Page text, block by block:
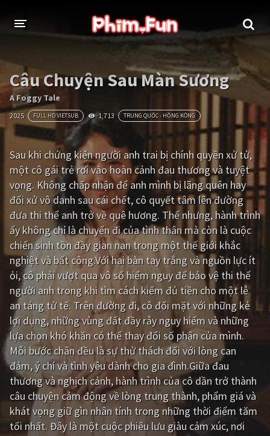
THỂ LOẠI
Thần thoại - Cổ trang
Tâm lý Chiến tranh
Võ thuật - Kiếm hiệp
Kinh dị Tội phạm - Hình sự
Phiêu lưu Hài hước
Viễn tưởng Khoa học - Tài liệu
Hoạt hình Thể thao
Tình cảm - Lãng mạn Kỳ ảo
Giật gân Gia đình
Bí ẩn Lịch sử
Viễn Tây Tiểu sử
GameShow DramaTV
QUỐC GIA
Âu - Mỹ Trung Quốc - Hồng Kông
Câu Chuyện Sau Màn Sương
A Foggy Tale
2025 FULL HD VIETSUB 1,713 TRUNG QUỐC - HỒNG KÔNG
Sau khi chứng kiến người anh trai bị chính quyền xử tử,
một cô gái trẻ rơi vào hoàn cảnh đau thương và tuyệt
vọng. Không chấp nhận để anh mình bị lãng quên hay
đối xử vô danh sau cái chết, cô quyết tâm lên đường
đưa thi thể anh trở về quê hương. Thế nhưng, hành trình
ấy không chỉ là chuyến đi của tình thân mà còn là cuộc
chiến sinh tồn đầy gian nan trong một thế giới khắc
nghiệt và bất công.Với hai bàn tay trắng và nguồn lực ít
ỏi, cô phải vượt qua vô số hiểm nguy để bảo vệ thi thể
người anh trong khi tìm cách kiếm đủ tiền cho một lễ
an táng tử tế. Trên đường đi, cô đối mặt với những kẻ
lợi dụng, những vùng đất đầy rẫy nguy hiểm và những
lựa chọn khó khăn có thể thay đổi số phận của mình.
Mỗi bước chân đều là sự thử thách đối với lòng can
đảm, ý chí và tình yêu dành cho gia đình.Giữa đau
thương và nghịch cảnh, hành trình của cô dần trở thành
câu chuyện cảm động về lòng trung thành, phẩm giá và
khát vọng giữ gìn nhân tính trong những thời điểm tăm
tối nhất. Đây là một cuộc phiêu lưu giàu cảm xúc, nơi